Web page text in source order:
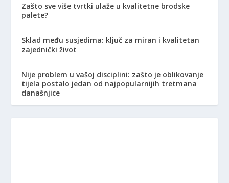
Zašto sve više tvrtki ulaže u kvalitetne brodske
palete?
Sklad među susjedima: ključ za miran i kvalitetan
zajednički život
Nije problem u vašoj disciplini: zašto je oblikovanje
tijela postalo jedan od najpopularnijih tretmana
današnjice